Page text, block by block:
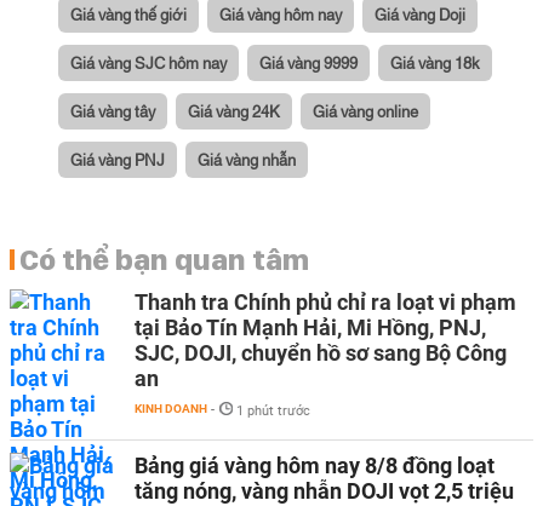
Giá vàng thế giới Giá vàng hôm nay Giá vàng Doji
Giá vàng SJC hôm nay Giá vàng 9999 Giá vàng 18k
Giá vàng tây Giá vàng 24K Giá vàng online
Giá vàng PNJ Giá vàng nhẫn
Có thể bạn quan tâm
Thanh tra Chính phủ chỉ ra loạt vi phạm
tại Bảo Tín Mạnh Hải, Mi Hồng, PNJ,
SJC, DOJI, chuyển hồ sơ sang Bộ Công
an
KINH DOANH - 1 phút trước
Bảng giá vàng hôm nay 8/8 đồng loạt
tăng nóng, vàng nhẫn DOJI vọt 2,5 triệu